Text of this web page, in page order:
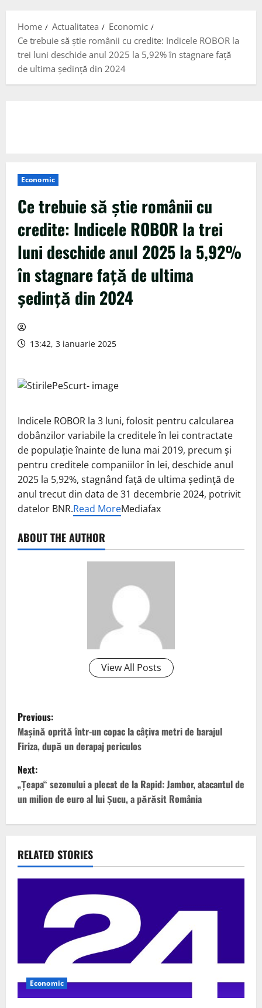
Home Actualitatea
Economic
Ce trebuie să ştie românii cu credite: Indicele ROBOR la
trei luni deschide anul 2025 la 5,92% în stagnare faţă
de ultima şedinţă din 2024
Economic
Ce trebuie să ştie românii cu
credite: Indicele ROBOR la trei
luni deschide anul 2025 la 5,92%
în stagnare faţă de ultima
şedinţă din 2024
13:42, 3 ianuarie 2025
Indicele ROBOR la 3 luni, folosit pentru calcularea
dobânzilor variabile la creditele în lei contractate
de populaţie înainte de luna mai 2019, precum şi
pentru creditele companiilor în lei, deschide anul
2025 la 5,92%, stagnând faţă de ultima şedinţă de
anul trecut din data de 31 decembrie 2024, potrivit
datelor BNR.Read MoreMediafax
ABOUT THE AUTHOR
View All Posts
P
o
s
t
n
v
i
t
i
Previous:
Maşină oprită într-un copac la câţiva metri de barajul
Firiza, după un derapaj periculos
Next:
„Țeapa“ sezonului a plecat de la Rapid: Jambor, atacantul de
un milion de euro al lui Șucu, a părăsit România
RELATED STORIES
Economic